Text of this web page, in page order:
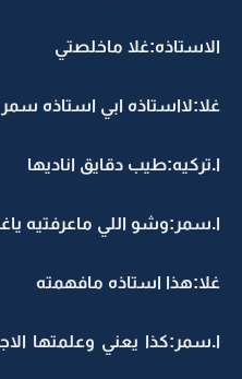
الاستاذه:غلا ماخلصتي
غلا:لااستاذه ابي استاذه سمر
ا.تركيه:طيب دقايق اناديها
ا.سمر:وشو اللي ماعرفتيه
غلا:هذا استاذه مافهمته
ا.سمر:كذا يعني وعلمتها